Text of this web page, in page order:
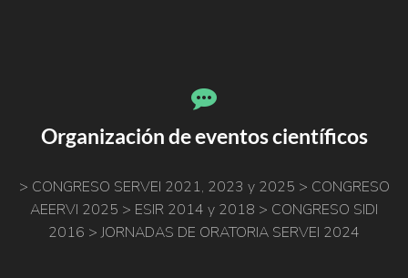
Organización de eventos científicos
> CONGRESO SERVEI 2021, 2023 y 2025 > CONGRESO
AEERVI 2025 > ESIR 2014 y 2018 > CONGRESO SIDI
2016 > JORNADAS DE ORATORIA SERVEI 2024